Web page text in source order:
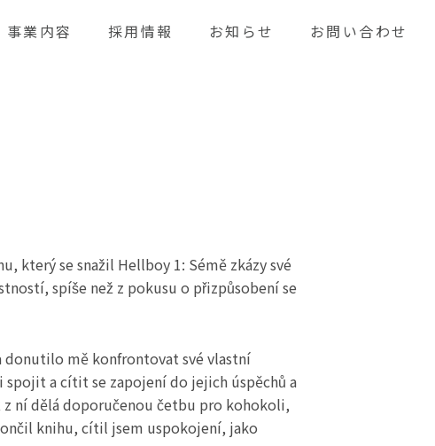
事業内容 採用情報 お知らせ お問い合わせ
který se snažil Hellboy 1: Sémě zkázy své
spíše než z pokusu o přizpůsobení se
mě konfrontovat své vlastní
spojit a cítit se zapojení do jejich úspěchů a
ní dělá doporučenou četbu pro kohokoli,
knihu, cítil jsem uspokojení, jako